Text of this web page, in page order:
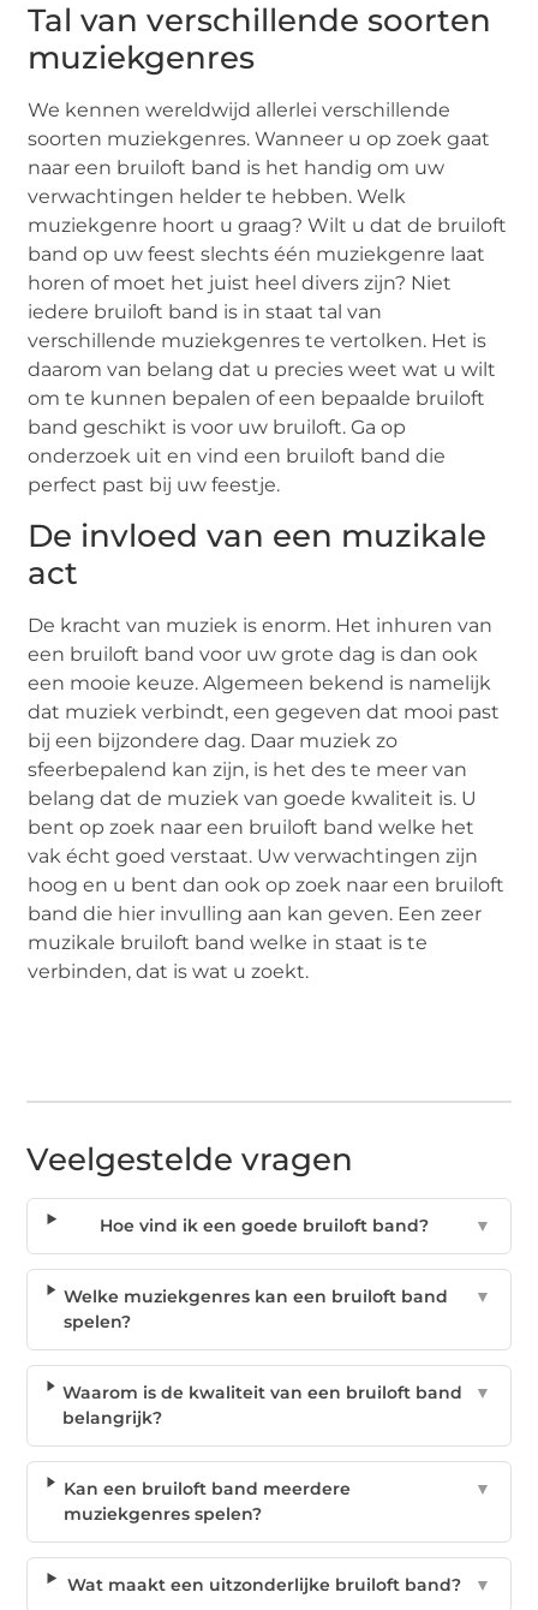
Tal van verschillende soorten
muziekgenres
We kennen wereldwijd allerlei verschillende
soorten muziekgenres. Wanneer u op zoek gaat
naar een bruiloft band is het handig om uw
verwachtingen helder te hebben. Welk
muziekgenre hoort u graag? Wilt u dat de bruiloft
band op uw feest slechts één muziekgenre laat
horen of moet het juist heel divers zijn? Niet
iedere bruiloft band is in staat tal van
verschillende muziekgenres te vertolken. Het is
daarom van belang dat u precies weet wat u wilt
om te kunnen bepalen of een bepaalde bruiloft
band geschikt is voor uw bruiloft. Ga op
onderzoek uit en vind een bruiloft band die
perfect past bij uw feestje.
De invloed van een muzikale
act
De kracht van muziek is enorm. Het inhuren van
een bruiloft band voor uw grote dag is dan ook
een mooie keuze. Algemeen bekend is namelijk
dat muziek verbindt, een gegeven dat mooi past
bij een bijzondere dag. Daar muziek zo
sfeerbepalend kan zijn, is het des te meer van
belang dat de muziek van goede kwaliteit is. U
bent op zoek naar een bruiloft band welke het
vak écht goed verstaat. Uw verwachtingen zijn
hoog en u bent dan ook op zoek naar een bruiloft
band die hier invulling aan kan geven. Een zeer
muzikale bruiloft band welke in staat is te
verbinden, dat is wat u zoekt.
Veelgestelde vragen
Hoe vind ik een goede bruiloft band? ▼
Welke muziekgenres kan een bruiloft band
spelen?
▼
Waarom is de kwaliteit van een bruiloft band
belangrijk?
▼
Kan een bruiloft band meerdere
muziekgenres spelen?
▼
Wat maakt een uitzonderlijke bruiloft band? ▼